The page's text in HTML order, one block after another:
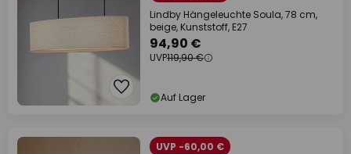
Lindby Hängeleuchte Soula, 78 cm,
beige, Kunststoff, E27
94,90 €
UVP119,90 €
Auf Lager
UVP -60,00 €